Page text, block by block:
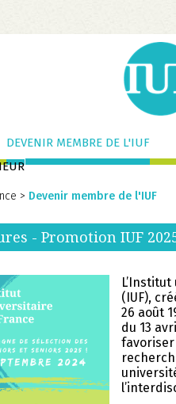
DEVENIR MEMBRE DE L'IUF
> Devenir membre de l'IUF
- Promotion IUF
(IUF),
26 août
du 13